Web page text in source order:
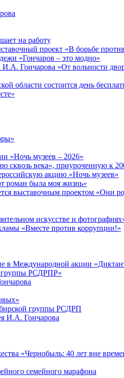
на работу
проект «В борьбе
«Гончаров – это модно»
Гончарова «От вольности
области состоится день
«Ночь музеев – 2026»
сквозь века», приуроченную
акцию «Ночь музеев»
роман была моя жизнь»
выставочным проектом
искусстве и
«Вместе против коррупции!»
в Международной акции
группы РСДРПР»
группы РСДРП
И.А. Гончарова
«Чернобыль: 40 лет вне
семейного марафона